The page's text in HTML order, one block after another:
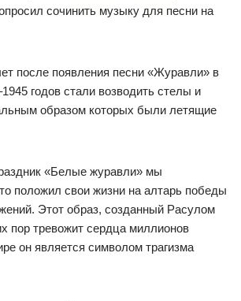
сочинить музыку для песни на
после появления песни «Журавли» в
годов стали возводить стелы и
образом которых были летящие
«Белые журавли» мы
положил свои жизни на алтарь победы
Этот образ, созданный Расулом
пор тревожит сердца миллионов
он является символом трагизма